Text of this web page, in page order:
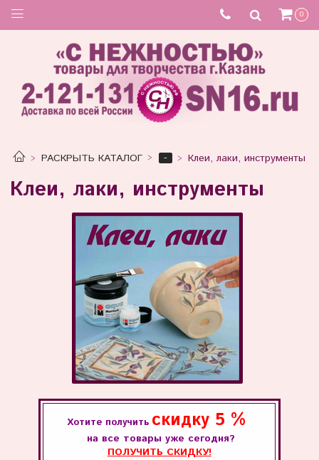
0
РАСКРЫТЬ КАТАЛОГ - Клеи, лаки, инструменты
Клеи, лаки, инструменты
Хотите получить скидку 5 %
на все товары уже сегодня?
ПОЛУЧИТЬ СКИДКУ!